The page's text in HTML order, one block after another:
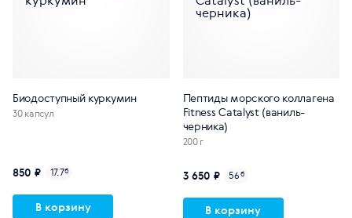
Биодоступный куркумин
30 капсул
850 ₽ 17.7б
В корзину
Пептиды морского коллагена
Fitness Catalyst (ваниль-
черника)
200 г
3 650 ₽ 56б
В корзину